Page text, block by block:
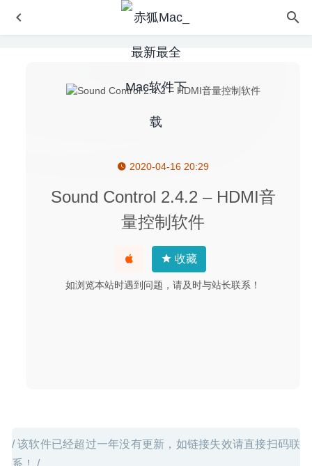
2020-04-16 20:29
Sound Control 2.4.2 – HDMI音
量控制软件
收藏
如浏览本站时遇到问题，请及时与站长联系！
/ 该软件已经超过一年没有更新，如链接失效请直接扫码联
Klokki 1.2.0 – 基于规则的时间自动化跟踪的软件
Hookshot 1.24 – 优秀的窗口管理工具
Invisible 3.2.2 – 简单易用的文件隐藏工具
Mirror for LG TV 3.6 for Mac破解版–LG智能电视影像投放
Mountain Duck 4.0.1 (16877) 中文版-云存储空间管理工具